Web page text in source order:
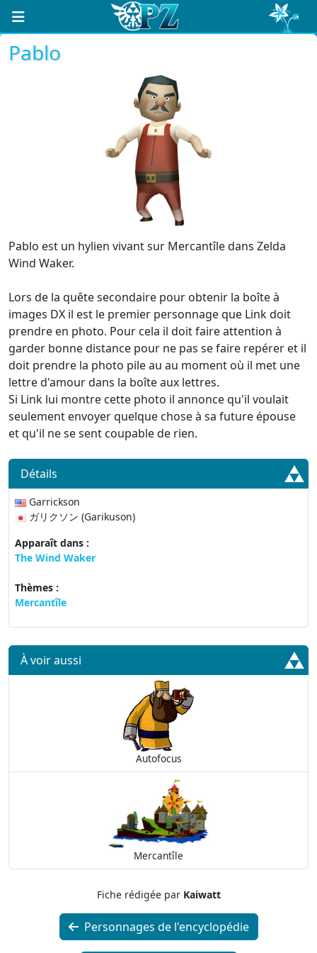
Pablo
Pablo est un hylien vivant sur Mercantîle dans Zelda
Wind Waker.
Lors de la quête secondaire pour obtenir la boîte à
images DX il est le premier personnage que Link doit
prendre en photo. Pour cela il doit faire attention à
garder bonne distance pour ne pas se faire repérer et il
doit prendre la photo pile au au moment où il met une
lettre d'amour dans la boîte aux lettres.
Si Link lui montre cette photo il annonce qu'il voulait
seulement envoyer quelque chose à sa future épouse
et qu'il ne se sent coupable de rien.
Détails
Garrickson
ガリクソン (Garikuson)
Apparaît dans :
The Wind Waker
Thèmes :
Mercantîle
À voir aussi
Autofocus
Mercantîle
Fiche rédigée par Kaiwatt
Personnages de l'encyclopédie